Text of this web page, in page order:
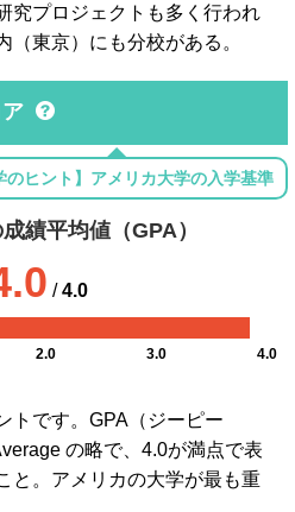
究プロジェクトも多く行われ
東京）にも分校がある。
のヒント】アメリカ大学の入学基準
績平均値（GPA）
/4.0
2.0 3.0 4.0
トです。GPA（ジーピー
の略で、4.0が満点で表
と。アメリカの大学が最も重